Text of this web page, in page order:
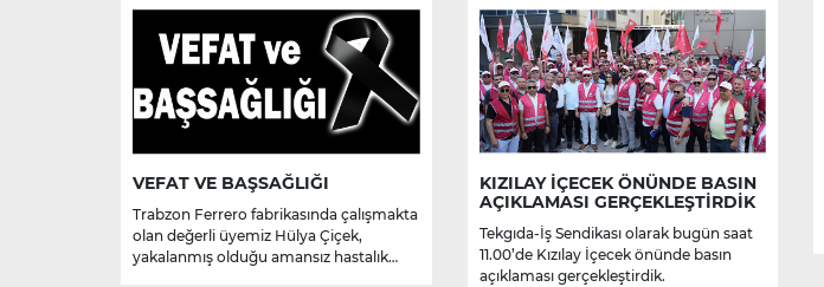
VEFAT VE BAŞSAĞLIĞI
Trabzon Ferrero fabrikasında çalışmakta
olan değerli üyemiz Hülya Çiçek,
yakalanmış olduğu amansız hastalık
KIZILAY İÇECEK ÖNÜNDE BASIN
AÇIKLAMASI GERÇEKLEŞTİRDİK
Tekgıda-İş Sendikası olarak bugün saat
11.00’de Kızılay İçecek önünde basın
açıklaması gerçekleştirdik.